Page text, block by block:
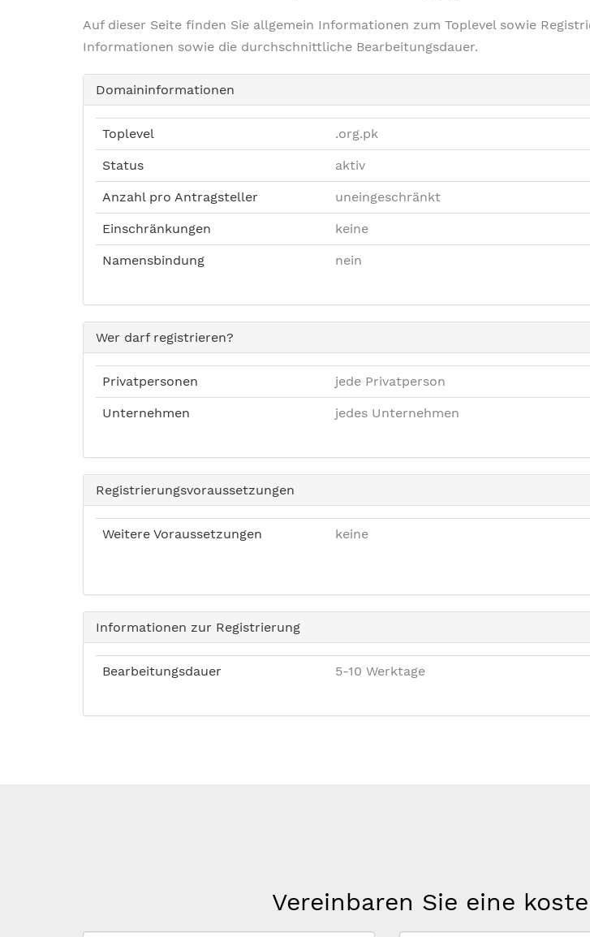
Auf dieser Seite finden Sie allgemein Informationen zum Toplevel sowie
Informationen sowie die durchschnittliche Bearbeitungsdauer.
Domaininformationen
Toplevel .org.pk
Status aktiv
Anzahl pro Antragsteller uneingeschränkt
Einschränkungen keine
Namensbindung nein
Wer darf registrieren?
Privatpersonen jede Privatperson
Unternehmen jedes Unternehmen
Registrierungsvoraussetzungen
Weitere Voraussetzungen keine
Informationen zur Registrierung
Bearbeitungsdauer 5-10 Werktage
Vereinbaren Sie eine